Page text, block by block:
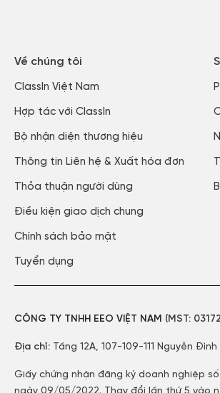
Về chúng tôi
ClassIn Việt Nam​
Hợp tác với ClassIn
Bộ nhận diện thương hiệu
Thông tin Liên hệ & Xuất hóa đơn​
Thỏa thuận người dùng​
Điều kiện giao dịch chung
Chính sách bảo mật​
Tuyển dụng​
CÔNG TY TNHH EEO VIỆT NAM (MST:
Địa chỉ: Tầng 12A, 107-109-111 Nguyễn
Giấy chứng nhận đăng ký doanh nghiệp